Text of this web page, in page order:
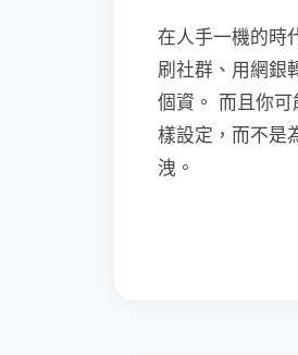
在人手一機的時
刷社群、用網銀
個資。 而且你
樣設定，而不是
洩。